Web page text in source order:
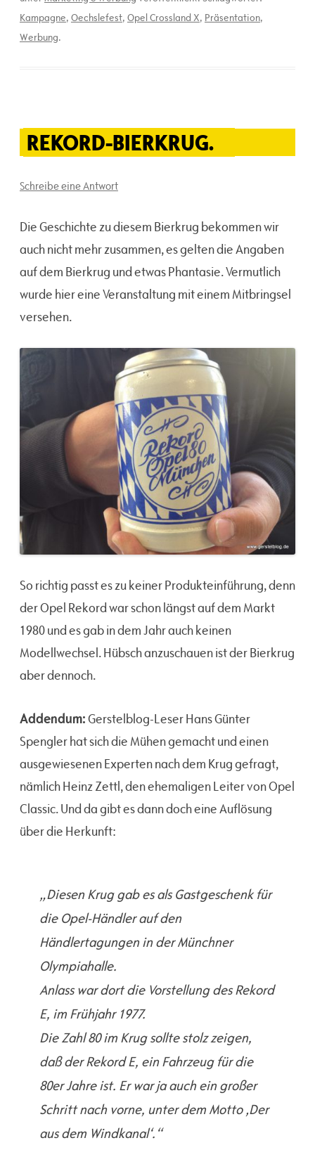
Kampagne, Oechslefest, Opel Crossland X, Präsentation,
Werbung.
REKORD-BIERKRUG.
Schreibe eine Antwort
Die Geschichte zu diesem Bierkrug bekommen wir
auch nicht mehr zusammen, es gelten die Angaben
auf dem Bierkrug und etwas Phantasie. Vermutlich
wurde hier eine Veranstaltung mit einem Mitbringsel
versehen.
So richtig passt es zu keiner Produkteinführung, denn
der Opel Rekord war schon längst auf dem Markt
1980 und es gab in dem Jahr auch keinen
Modellwechsel. Hübsch anzuschauen ist der Bierkrug
aber dennoch.
Addendum:Gerstelblog-Leser Hans Günter
Spengler hat sich die Mühen gemacht und einen
ausgewiesenen Experten nach dem Krug gefragt,
nämlich Heinz Zettl, den ehemaligen Leiter von Opel
Classic. Und da gibt es dann doch eine Auflösung
über die Herkunft:
„Diesen Krug gab es als Gastgeschenk für
die Opel-Händler auf den
Händlertagungen in der Münchner
Olympiahalle.
Anlass war dort die Vorstellung des Rekord
E, im Frühjahr 1977.
Die Zahl 80 im Krug sollte stolz zeigen,
daß der Rekord E, ein Fahrzeug für die
80er Jahre ist. Er war ja auch ein großer
Schritt nach vorne, unter dem Motto ‚Der
aus dem Windkanal‘.“